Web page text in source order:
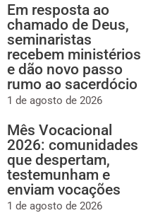
Em resposta ao
chamado de Deus,
seminaristas
recebem ministérios
e dão novo passo
rumo ao sacerdócio
1 de agosto de 2026
Mês Vocacional
2026: comunidades
que despertam,
testemunham e
enviam vocações
1 de agosto de 2026